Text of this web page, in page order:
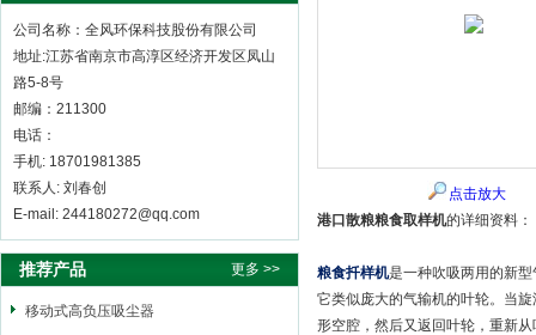
公司名称：全风环保科技股份有限公司
地址:江苏省南京市高淳区经济开发区凤山
路5-8号
邮编：211300
电话：
手机: 18701981385
联系人: 刘春创
E-mail: 244180272@qq.com
推荐产品 更多 >>
移动式高负压吸尘器
点击放大
港口散粮粮食取样机的详细资料：
粮食扦样机是一种吹吸两用的新
它类似庞大的气输机的叶轮。当
形空腔，然后又返回叶轮，重新